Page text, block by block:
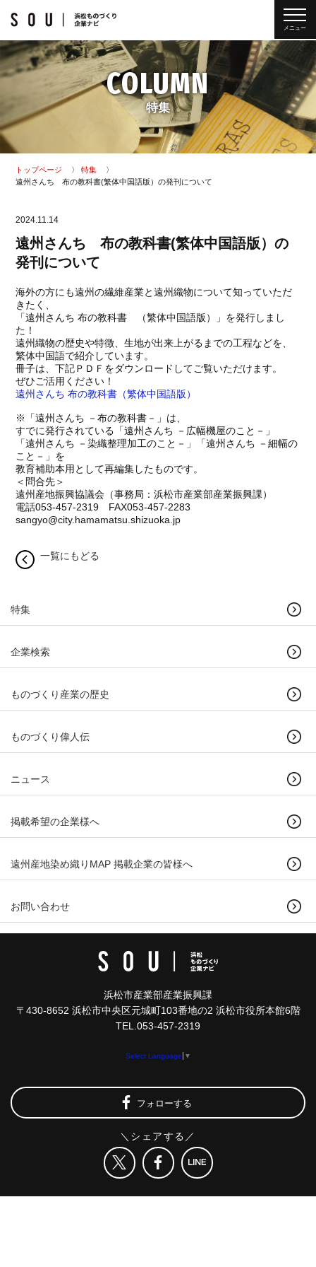
メニュー
COLUMN
特集
トップページ
特集
遠州さんち 布の教科書(繁体中国語版）の発刊について
2024.11.14
遠州さんち 布の教科書(繁体中国語版）の
発刊について
海外の方にも遠州の繊維産業と遠州織物について知っていただ
きたく、
「遠州さんち 布の教科書 （繁体中国語版）」を発行しまし
た！
遠州織物の歴史や特徴、生地が出来上がるまでの工程などを、
繁体中国語で紹介しています。
冊子は、下記ＰＤＦをダウンロードしてご覧いただけます。
ぜひご活用ください！
遠州さんち 布の教科書（繁体中国語版）
※「遠州さんち －布の教科書－」は、
すでに発行されている「遠州さんち －広幅機屋のこと－」
「遠州さんち －染織整理加工のこと－」「遠州さんち －細幅の
こと－」を
教育補助本用として再編集したものです。
＜問合先＞
遠州産地振興協議会（事務局：浜松市産業部産業振興課）
電話053-457-2319 FAX053-457-2283
sangyo@city.hamamatsu.shizuoka.jp
一覧にもどる
特集
企業検索
ものづくり産業の歴史
ものづくり偉人伝
ニュース
掲載希望の企業様へ
遠州産地染め織りMAP 掲載企業の皆様へ
お問い合わせ
浜松市産業部産業振興課
〒430-8652 浜松市中央区元城町103番地の2 浜松市役所本館6階
TEL.053-457-2319
Select Language ▼
＼シェアする／
フォローする